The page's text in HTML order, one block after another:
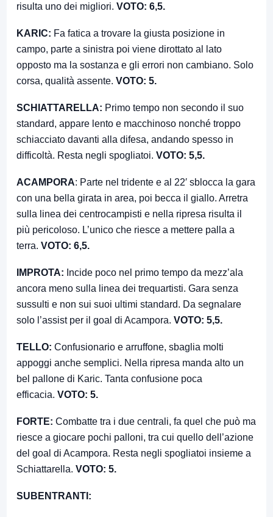
risulta uno dei migliori. VOTO: 6,5.
KARIC: Fa fatica a trovare la giusta posizione in
campo, parte a sinistra poi viene dirottato al lato
opposto ma la sostanza e gli errori non cambiano. Solo
corsa, qualità assente. VOTO: 5.
SCHIATTARELLA: Primo tempo non secondo il suo
standard, appare lento e macchinoso nonché troppo
schiacciato davanti alla difesa, andando spesso in
difficoltà. Resta negli spogliatoi. VOTO: 5,5.
ACAMPORA: Parte nel tridente e al 22′ sblocca la gara
con una bella girata in area, poi becca il giallo. Arretra
sulla linea dei centrocampisti e nella ripresa risulta il
più pericoloso. L’unico che riesce a mettere palla a
terra. VOTO: 6,5.
IMPROTA: Incide poco nel primo tempo da mezz’ala
ancora meno sulla linea dei trequartisti. Gara senza
sussulti e non sui suoi ultimi standard. Da segnalare
solo l’assist per il goal di Acampora. VOTO: 5,5.
TELLO: Confusionario e arruffone, sbaglia molti
appoggi anche semplici. Nella ripresa manda alto un
bel pallone di Karic. Tanta confusione poca
efficacia. VOTO: 5.
FORTE: Combatte tra i due centrali, fa quel che può ma
riesce a giocare pochi palloni, tra cui quello dell’azione
del goal di Acampora. Resta negli spogliatoi insieme a
Schiattarella. VOTO: 5.
SUBENTRANTI: